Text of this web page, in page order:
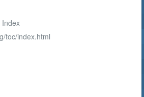
Index
toc/index.html